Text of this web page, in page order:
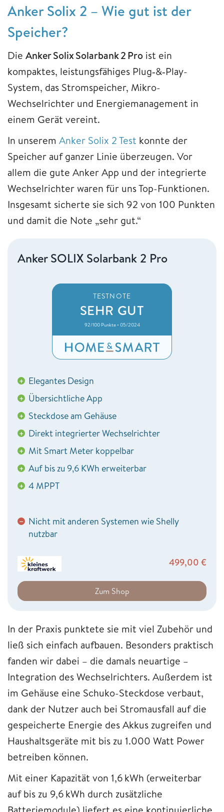
Anker Solix 2 – Wie gut ist der
Speicher?
Die Anker Solix Solarbank 2 Pro ist ein
kompaktes, leistungsfähiges Plug‑&‑Play-
System, das Stromspeicher, Mikro-
Wechselrichter und Energiemanagement in
einem Gerät vereint.
In unserem Anker Solix 2 Test konnte der
Speicher auf ganzer Linie überzeugen. Vor
allem die gute Anker App und der integrierte
Wechselrichter waren für uns Top-Funktionen.
Insgesamt sicherte sie sich 92 von 100 Punkten
und damit die Note „sehr gut.“
Anker SOLIX Solarbank 2 Pro
TESTNOTE
SEHR GUT
92/100 Punkte • 05/2024
+ Elegantes Design
+ Übersichtliche App
+ Steckdose am Gehäuse
+ Direkt integrierter Wechselrichter
+ Mit Smart Meter koppelbar
+ Auf bis zu 9,6 KWh erweiterbar
+ 4 MPPT
− Nicht mit anderen Systemen wie Shelly
nutzbar
499,00 €
Zum Shop
In der Praxis punktete sie mit viel Zubehör und
ließ sich einfach aufbauen. Besonders praktisch
fanden wir dabei – die damals neuartige –
Integration des Wechselrichters. Außerdem ist
im Gehäuse eine Schuko-Steckdose verbaut,
dank der Nutzer auch bei Stromausfall auf die
gespeicherte Energie des Akkus zugreifen und
Haushaltsgeräte mit bis zu 1.000 Watt Power
betreiben können.
Mit einer Kapazität von 1,6 kWh (erweiterbar
auf bis zu 9,6 kWh durch zusätzliche